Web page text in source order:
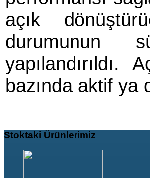
açık
durumunun
yapılandırıldı.
bazında aktif ya
Stoktaki Ürünlerimiz